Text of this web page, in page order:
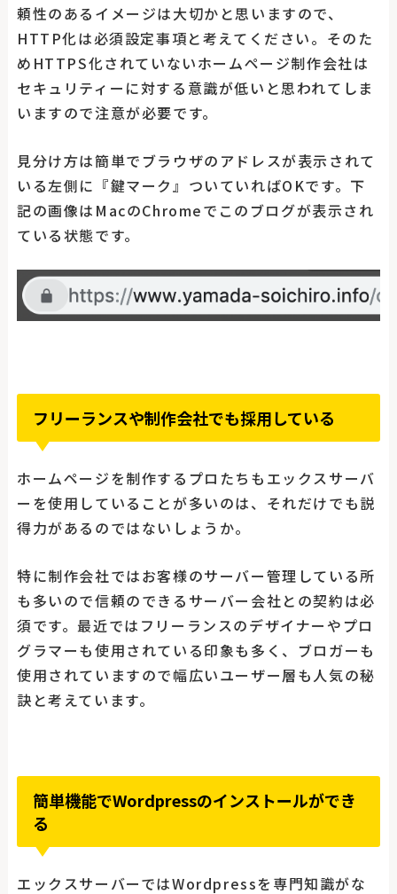
頼性のあるイメージは大切かと思いますので、
HTTP化は必須設定事項と考えてください。そのた
めHTTPS化されていないホームページ制作会社は
セキュリティーに対する意識が低いと思われてしま
いますので注意が必要です。
見分け方は簡単でブラウザのアドレスが表示されて
いる左側に『鍵マーク』ついていればOKです。下
記の画像はMacのChromeでこのブログが表示され
ている状態です。
フリーランスや制作会社でも採用している
ホームページを制作するプロたちもエックスサーバ
ーを使用していることが多いのは、それだけでも説
得力があるのではないしょうか。
特に制作会社ではお客様のサーバー管理している所
も多いので信頼のできるサーバー会社との契約は必
須です。最近ではフリーランスのデザイナーやプロ
グラマーも使用されている印象も多く、ブロガーも
使用されていますので幅広いユーザー層も人気の秘
訣と考えています。
簡単機能でWordpressのインストールができ
る
エックスサーバーではWordpressを専門知識がな